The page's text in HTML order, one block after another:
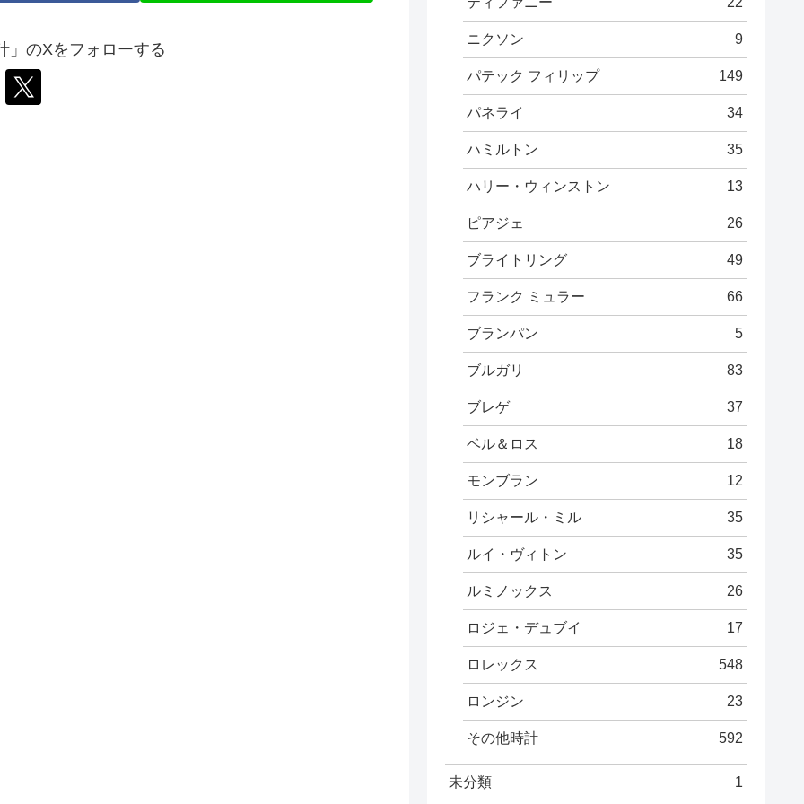
」のXをフォローする
ニクソン 9
パテック フィリップ 149
パネライ 34
ハミルトン 35
ハリー・ウィンストン 13
ピアジェ 26
ブライトリング 49
フランク ミュラー 66
ブランパン 5
ブルガリ 83
ブレゲ 37
ベル＆ロス 18
モンブラン 12
リシャール・ミル 35
ルイ・ヴィトン 35
ルミノックス 26
ロジェ・デュブイ 17
ロレックス 548
ロンジン 23
その他時計 592
未分類 1